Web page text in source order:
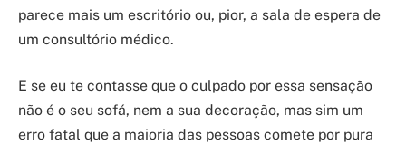
parece mais um escritório ou, pior, a sala de espera de
um consultório médico.
E se eu te contasse que o culpado por essa sensação
não é o seu sofá, nem a sua decoração, mas sim um
erro fatal que a maioria das pessoas comete por pura